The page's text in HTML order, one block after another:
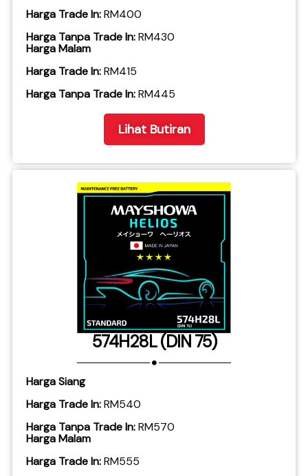
Harga Trade In:RM400
Harga Tanpa Trade In:RM430
Harga Malam
Harga Trade In:RM415
​Harga Tanpa Trade In:RM445
Lihat Butiran
574H28L (DIN 75)
Harga Siang
Harga Trade In:RM540
Harga Tanpa Trade In:RM570
Harga Malam
Harga Trade In:RM555